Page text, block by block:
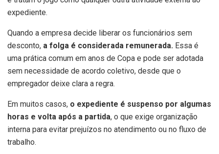
expediente.
Quando a empresa decide liberar os funcionários sem
desconto, a folga é considerada remunerada. Essa é
uma prática comum em anos de Copa e pode ser adotada
sem necessidade de acordo coletivo, desde que o
empregador deixe clara a regra.
Em muitos casos, o expediente é suspenso por algumas
horas e volta após a partida, o que exige organização
interna para evitar prejuízos no atendimento ou no fluxo de
trabalho.